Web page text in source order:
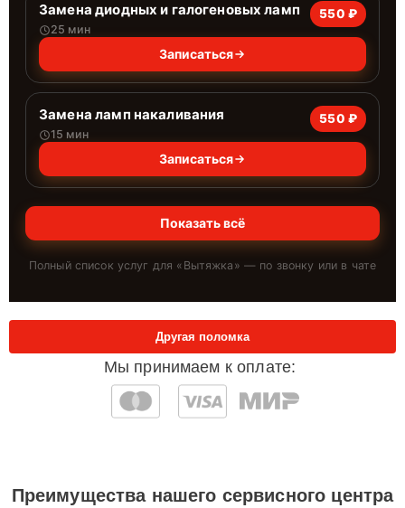
Замена диодных и галогеновых ламп
25 мин
550 ₽
Записаться
Замена ламп накаливания
15 мин
550 ₽
Записаться
Показать всё
Полный список услуг для « Вытяжка » — по звонку или в чате
Мы принимаем к оплате:
Другая поломка
Преимущества нашего сервисного центра